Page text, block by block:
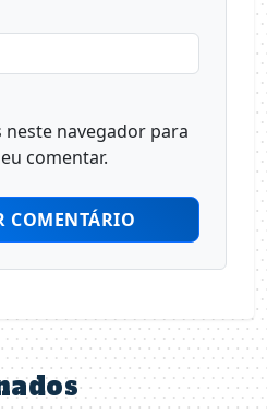
neste navegador para
comentar.
COMENTÁRIO